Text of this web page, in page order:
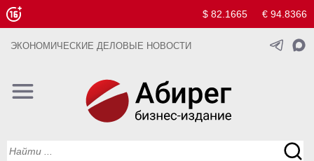
$ 82.1665 € 94.8366
ЭКОНОМИЧЕСКИЕ ДЕЛОВЫЕ НОВОСТИ